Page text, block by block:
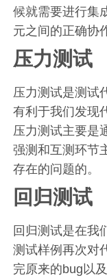
候就需要进行集
元之间的正确协
压力测试
压力测试是测试
有利于我们发现
压力测试主要是
强测和互测环节
存在的问题的。
回归测试
回归测试是在我
测试样例再次对
完原来的bug以